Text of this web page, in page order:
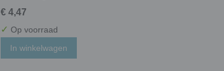
€ 4,47
✓ Op voorraad
In winkelwagen